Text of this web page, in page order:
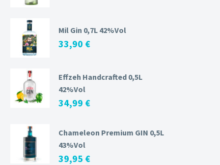
Mil Gin 0,7L 42%Vol
33,90 €
Effzeh Handcrafted 0,5L
42%Vol
34,99 €
Chameleon Premium GIN 0,5L
43%Vol
39,95 €